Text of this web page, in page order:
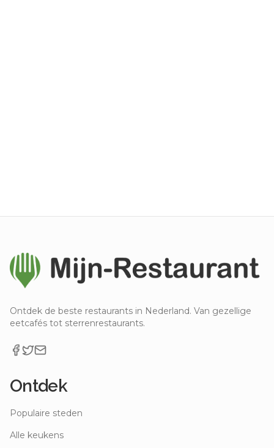
Ontdek de beste restaurants in Nederland. Van gezellige
eetcafés tot sterrenrestaurants.
Ontdek
Populaire steden
Alle keukens